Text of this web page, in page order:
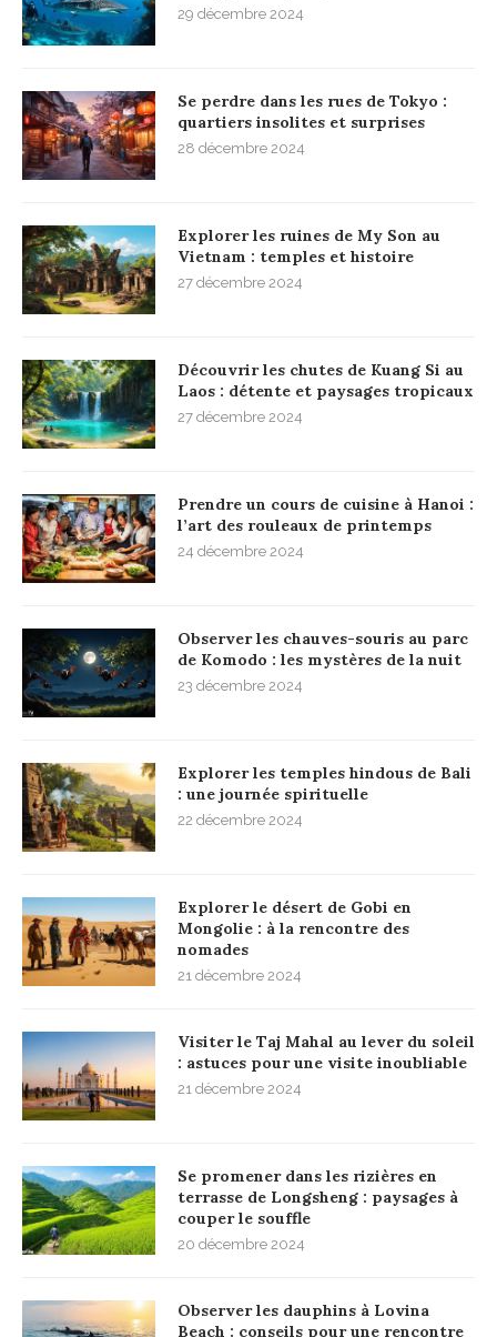
29 décembre 2024
Se perdre dans les rues de Tokyo :
quartiers insolites et surprises
28 décembre 2024
Explorer les ruines de My Son au
Vietnam : temples et histoire
27 décembre 2024
Découvrir les chutes de Kuang Si au
Laos : détente et paysages tropicaux
27 décembre 2024
Prendre un cours de cuisine à Hanoi :
l’art des rouleaux de printemps
24 décembre 2024
Observer les chauves-souris au parc
de Komodo : les mystères de la nuit
23 décembre 2024
Explorer les temples hindous de Bali
: une journée spirituelle
22 décembre 2024
Explorer le désert de Gobi en
Mongolie : à la rencontre des
nomades
21 décembre 2024
Visiter le Taj Mahal au lever du soleil
: astuces pour une visite inoubliable
21 décembre 2024
Se promener dans les rizières en
terrasse de Longsheng : paysages à
couper le souffle
20 décembre 2024
Observer les dauphins à Lovina
Beach : conseils pour une rencontre